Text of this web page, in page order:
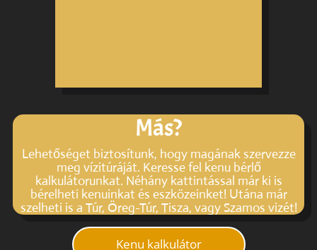
Más?
Lehetőséget biztosítunk, hogy magának szervezze
meg vízitúráját. Keresse fel kenu bérlő
kalkulátorunkat. Néhány kattintással már ki is
bérelheti kenuinkat és eszközeinket! Utána már
szelheti is a Túr, Öreg-Túr, Tisza, vagy Szamos vizét!
Kenu kalkulátor